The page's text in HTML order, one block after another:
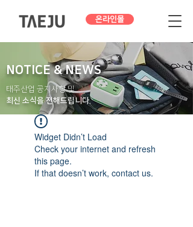
온라인몰
NOTICE & NEWS
태주산업 공지사항 및
최신 소식을 전해드립니다.
Widget Didn’t Load
Check your internet and refresh
this page.
If that doesn’t work, contact us.